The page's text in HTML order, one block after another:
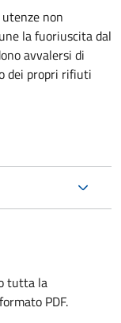
non
la fuoriuscita dal
avvalersi di
dei propri rifiuti
tutta la
PDF.